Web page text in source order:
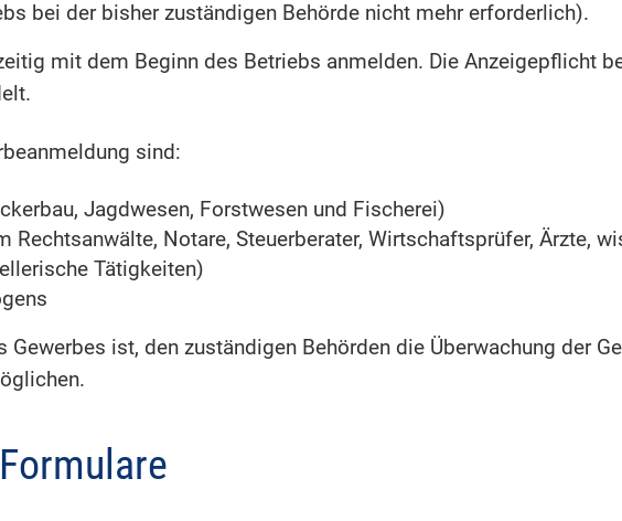
bei der bisher zuständigen Behörde nicht mehrerforderlich).
mit dem Beginn des Betriebs anmelden. Die Anzeigepflicht
sind:
Jagdwesen, Forstwesen und Fischerei)
Rechtsanwälte, Notare, Steuerberater, Wirtschaftsprüfer, Ärzte,
Tätigkeiten)
Gewerbes ist, den zuständigen Behörden die Überwachung der